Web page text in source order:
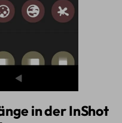
in der InShot